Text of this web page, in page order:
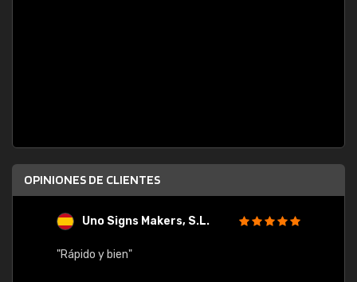
OPINIONES DE CLIENTES
Uno Signs Makers, S.L.
"Rápido y bien"